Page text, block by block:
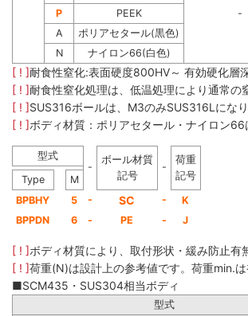
-
P
PEEK
A
ポリアセタール(黒色)
N
ナイロン66(白色)
[ ! ]耐食性窒化:表面硬度800HV～ 有効硬化層
[ ! ]耐食性窒化処理は、低温処理により通常
[ ! ]SUS316ボールは、M3のみSUS316Lになり
[ ! ]ボディ材質：ポリアセタール・ナイロン
型式
-
ボール材質
記号
-
荷重
記号
Type
M
BPBHY
5 - SC -
K
BPPDN
6 - PE - J
[ ! ]ボディ材質により、取付形状・緩み防止
[ ! ]荷重(N)は設計上の参考値です。荷重min.
■SCM435・SUS304相当ボディ
型式